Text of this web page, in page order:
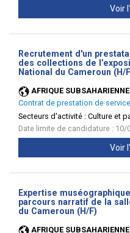
Voir
Recrutement d'un
des collections de
National du Cameroun (H/
AFRIQUE SUBSAHARIENNE
Contrat de prestation de
Secteurs d'activité : Culture et
Date limite de candidature : 10/
Voir
Expertise
parcours narratif de la
du Cameroun (H/F)
AFRIQUE SUBSAHARIENNE